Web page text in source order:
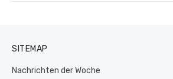
SITEMAP
Nachrichten der Woche